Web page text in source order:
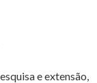
e extensão,